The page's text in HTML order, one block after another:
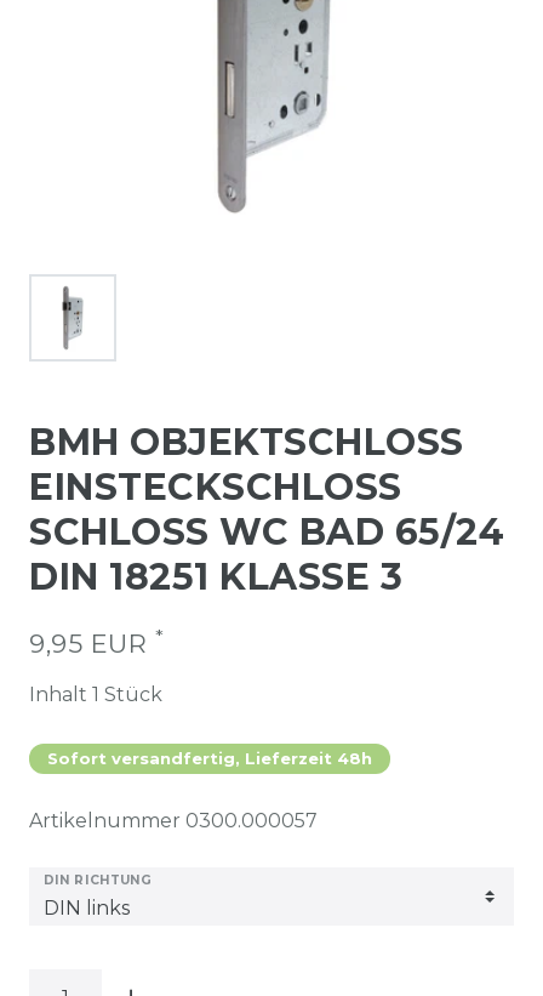
BMH OBJEKTSCHLOSS
EINSTECKSCHLOSS
SCHLOSS WC BAD 65/24
DIN 18251 KLASSE 3
9,95 EUR *
Inhalt 1 Stück
Sofort versandfertig, Lieferzeit 48h
Artikelnummer 0300.000057
DIN RICHTUNG